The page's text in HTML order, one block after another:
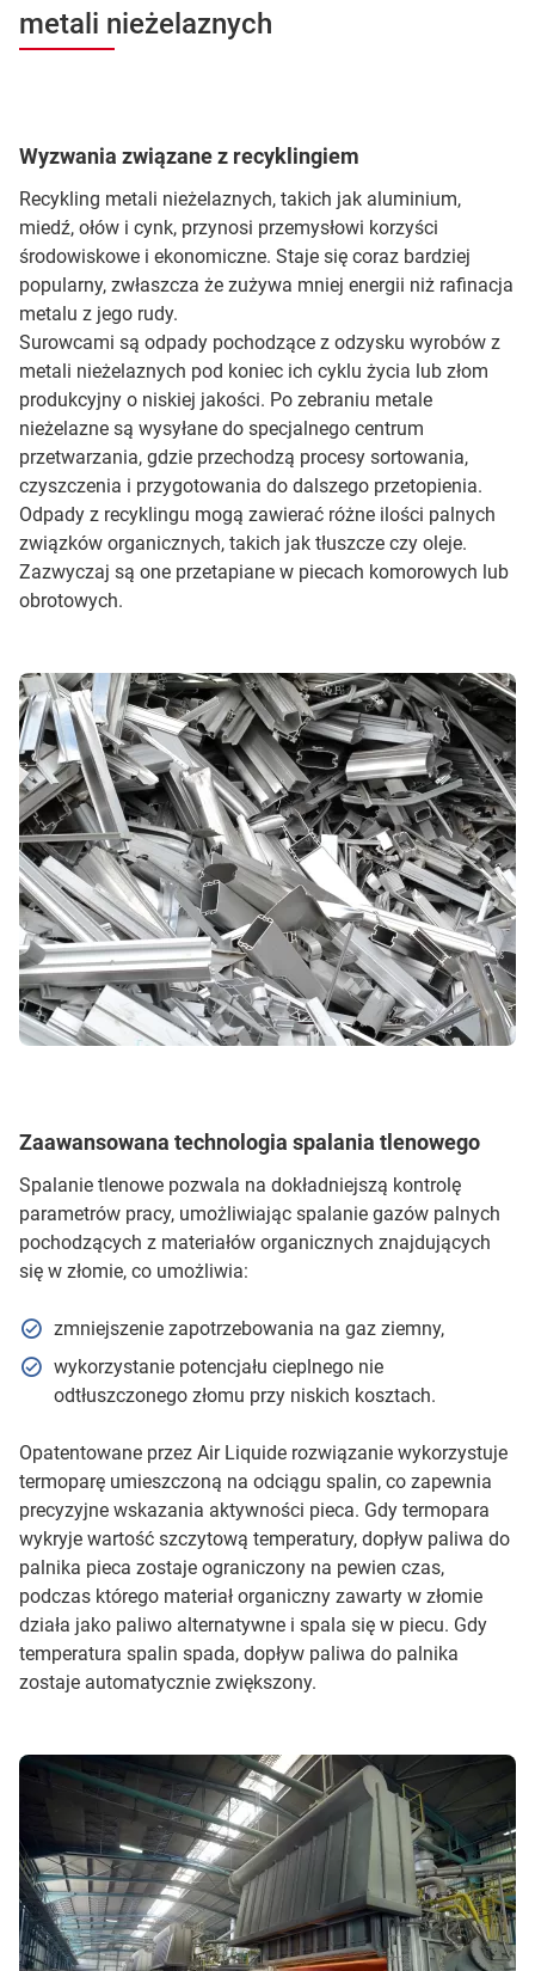
metali nieżelaznych
Wyzwania związane z recyklingiem
Recykling metali nieżelaznych, takich jak aluminium,
miedź, ołów i cynk, przynosi przemysłowi korzyści
środowiskowe i ekonomiczne. Staje się coraz bardziej
popularny, zwłaszcza że zużywa mniej energii niż rafinacja
metalu z jego rudy.
Surowcami są odpady pochodzące z odzysku wyrobów z
metali nieżelaznych pod koniec ich cyklu życia lub złom
produkcyjny o niskiej jakości. Po zebraniu metale
nieżelazne są wysyłane do specjalnego centrum
przetwarzania, gdzie przechodzą procesy sortowania,
czyszczenia i przygotowania do dalszego przetopienia.
Odpady z recyklingu mogą zawierać różne ilości palnych
związków organicznych, takich jak tłuszcze czy oleje.
Zazwyczaj są one przetapiane w piecach komorowych lub
obrotowych.
Zaawansowana technologia spalania tlenowego
Spalanie tlenowe pozwala na dokładniejszą kontrolę
parametrów pracy, umożliwiając spalanie gazów palnych
pochodzących z materiałów organicznych znajdujących
się w złomie, co umożliwia:
zmniejszenie zapotrzebowania na gaz ziemny,
wykorzystanie potencjału cieplnego nie
odtłuszczonego złomu przy niskich kosztach.
Opatentowane przez Air Liquide rozwiązanie wykorzystuje
termoparę umieszczoną na odciągu spalin, co zapewnia
precyzyjne wskazania aktywności pieca. Gdy termopara
wykryje wartość szczytową temperatury, dopływ paliwa do
palnika pieca zostaje ograniczony na pewien czas,
podczas którego materiał organiczny zawarty w złomie
działa jako paliwo alternatywne i spala się w piecu. Gdy
temperatura spalin spada, dopływ paliwa do palnika
zostaje automatycznie zwiększony.